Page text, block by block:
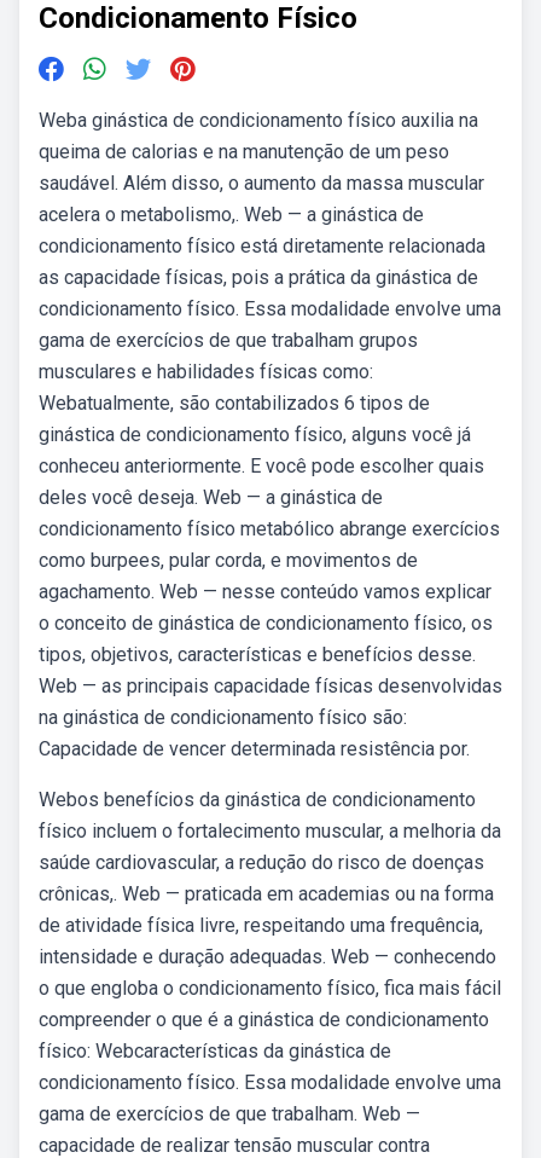
Condicionamento Físico
Weba ginástica de condicionamento físico auxilia na
queima de calorias e na manutenção de um peso
saudável. Além disso, o aumento da massa muscular
acelera o metabolismo,. Web — a ginástica de
condicionamento físico está diretamente relacionada
as capacidade físicas, pois a prática da ginástica de
condicionamento físico. Essa modalidade envolve uma
gama de exercícios de que trabalham grupos
musculares e habilidades físicas como:
Webatualmente, são contabilizados 6 tipos de
ginástica de condicionamento físico, alguns você já
conheceu anteriormente. E você pode escolher quais
deles você deseja. Web — a ginástica de
condicionamento físico metabólico abrange exercícios
como burpees, pular corda, e movimentos de
agachamento. Web — nesse conteúdo vamos explicar
o conceito de ginástica de condicionamento físico, os
tipos, objetivos, características e benefícios desse.
Web — as principais capacidade físicas desenvolvidas
na ginástica de condicionamento físico são:
Capacidade de vencer determinada resistência por.
Webos benefícios da ginástica de condicionamento
físico incluem o fortalecimento muscular, a melhoria da
saúde cardiovascular, a redução do risco de doenças
crônicas,. Web — praticada em academias ou na forma
de atividade física livre, respeitando uma frequência,
intensidade e duração adequadas. Web — conhecendo
o que engloba o condicionamento físico, fica mais fácil
compreender o que é a ginástica de condicionamento
físico: Webcaracterísticas da ginástica de
condicionamento físico. Essa modalidade envolve uma
gama de exercícios de que trabalham. Web —
capacidade de realizar tensão muscular contra